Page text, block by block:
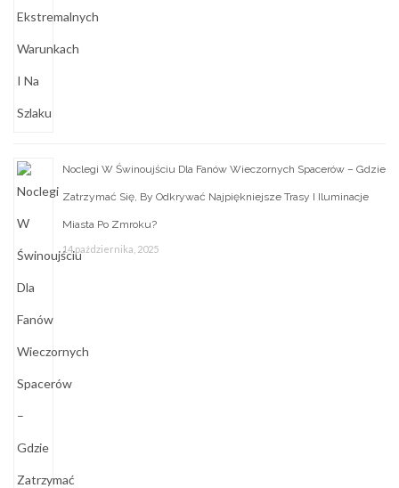
Noclegi W Świnoujściu Dla Fanów Wieczornych Spacerów – Gdzie
Zatrzymać Się, By Odkrywać Najpiękniejsze Trasy I Iluminacje
Miasta Po Zmroku?
14 października, 2025